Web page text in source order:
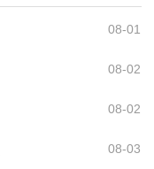
08-01
08-02
08-02
08-03